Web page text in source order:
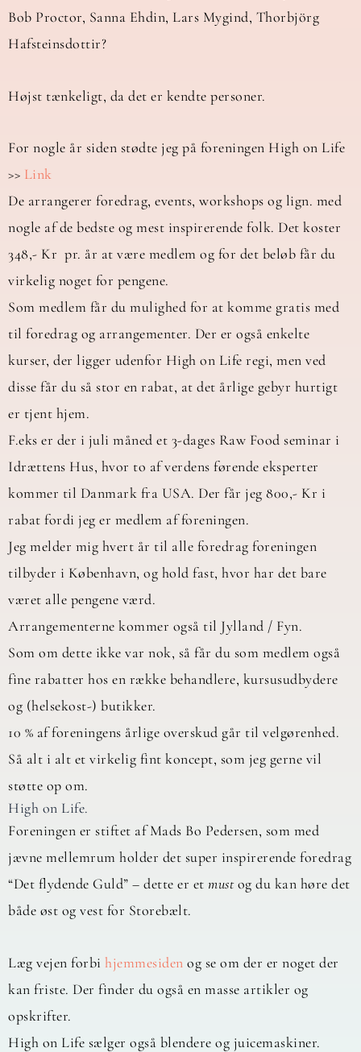
Bob Proctor, Sanna Ehdin, Lars Mygind, Thorbjörg
Hafsteinsdottir?
Højst tænkeligt, da det er kendte personer.
For nogle år siden stødte jeg på foreningen High on Life
>> Link
De arrangerer foredrag, events, workshops og lign. med
nogle af de bedste og mest inspirerende folk. Det koster
348,- Kr pr. år at være medlem og for det beløb får du
virkelig noget for pengene.
Som medlem får du mulighed for at komme gratis med
til foredrag og arrangementer. Der er også enkelte
kurser, der ligger udenfor High on Life regi, men ved
disse får du så stor en rabat, at det årlige gebyr hurtigt
er tjent hjem.
F.eks er der i juli måned et 3-dages Raw Food seminar i
Idrættens Hus, hvor to af verdens førende eksperter
kommer til Danmark fra USA. Der får jeg 800,- Kr i
rabat fordi jeg er medlem af foreningen.
Jeg melder mig hvert år til alle foredrag foreningen
tilbyder i København, og hold fast, hvor har det bare
været alle pengene værd.
Arrangementerne kommer også til Jylland / Fyn.
Som om dette ikke var nok, så får du som medlem også
fine rabatter hos en række behandlere, kursusudbydere
og (helsekost-) butikker.
10 % af foreningens årlige overskud går til velgørenhed.
Så alt i alt et virkelig fint koncept, som jeg gerne vil
støtte op om.
High on Life.
Foreningen er stiftet af Mads Bo Pedersen, som med
jævne mellemrum holder det super inspirerende foredrag
“Det flydende Guld” – dette er et mustog du kan høre det
både øst og vest for Storebælt.
Læg vejen forbi hjemmesiden og se om der er noget der
kan friste. Der finder du også en masse artikler og
opskrifter.
High on Life sælger også blendere og juicemaskiner.